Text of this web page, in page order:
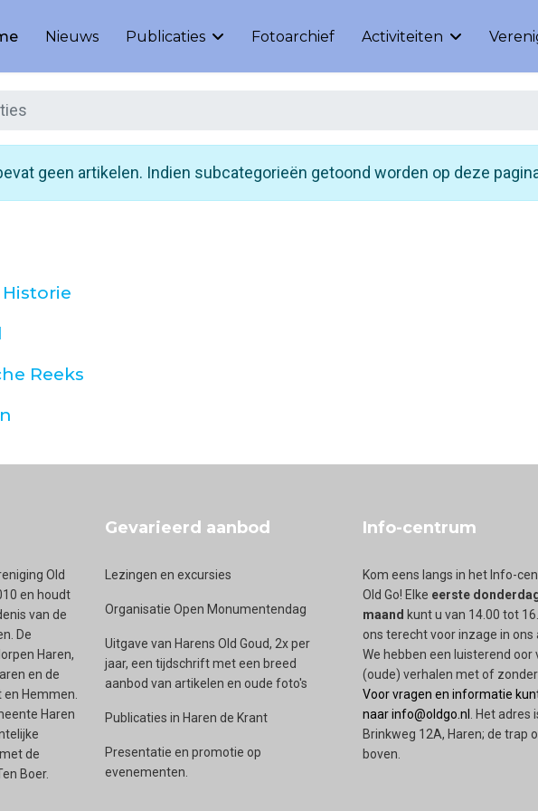
Nieuws Publicaties Fotoarchief Activiteiten
geen artikelen. Indien subcategorieën getoond worden op deze
Reeks
Old
en houdt
van de
De
Haren,
en de
Hemmen.
Haren
de
Boer.
Gevarieerd aanbod
Lezingen en excursies
Organisatie Open Monumentendag
Uitgave van Harens Old Goud, 2x per
jaar, een tijdschrift met een breed
aanbod van artikelen en oude foto's
Publicaties in Haren de Krant
Presentatie en promotie op
evenementen.
Info-centrum
Kom eens langs in het Info-
Old Go! Elke eerste
maand kunt u van 14.00 tot
ons terecht voor inzage in ons
We hebben een luisterend oor
(oude) verhalen met of zonder
Voor vragen en informatie
naar info@oldgo.nl
. Het adres
Brinkweg 12A, Haren; de trap
boven.